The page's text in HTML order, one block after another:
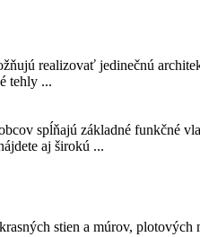
realizovať jedinečnú
tehly ...
spĺňajú základné funkčné
aj širokú ...
stien a múrov,